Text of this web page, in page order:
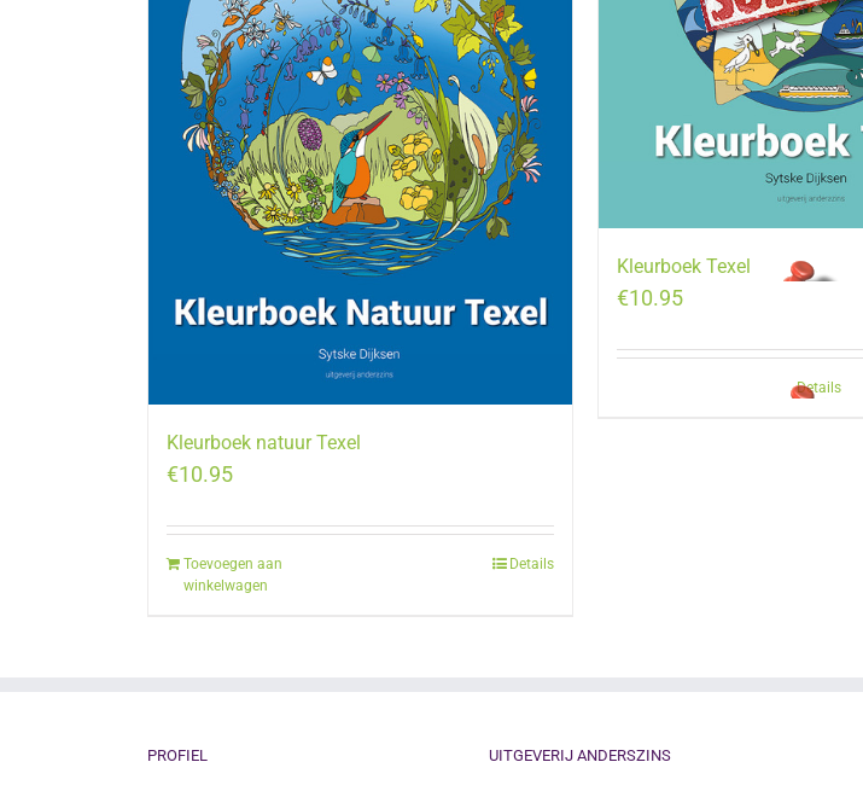
Kleurboek natuur Texel
€10.95
Toevoegen aan
winkelwagen
Details
Kleurboek Texel
€10.95
Details
PROFIEL UITGEVERIJ ANDERSZINS